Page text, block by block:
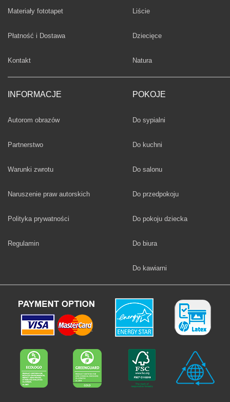
Materiały fototapet
Płatność i Dostawa
Kontakt
INFORMACJE
Autorom obrazów
Partnerstwo
Warunki zwrotu
Naruszenie praw autorskich
Polityka prywatności
Regulamin
Fototapety
Liście
Fototapety
Dziecięce
Fototapety
Natura
POKOJE
Fototapety
Do sypialni
Fototapety
Do kuchni
Fototapety
Do salonu
Fototapety
Do przedpokoju
Fototapety
Do pokoju dziecka
Fototapety
Do biura
Fototapety
Do kawiarni